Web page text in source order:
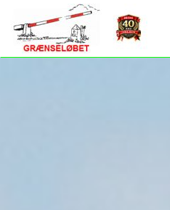
Skip to main content